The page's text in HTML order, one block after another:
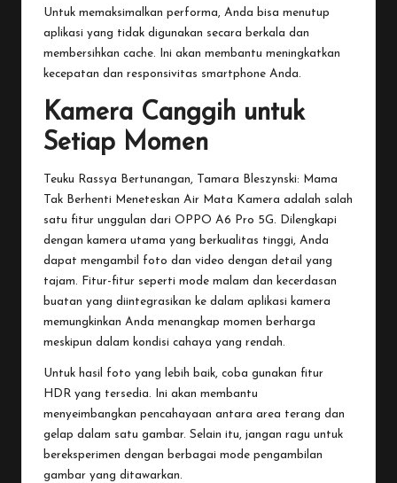
Untuk memaksimalkan performa, Anda bisa menutup
aplikasi yang tidak digunakan secara berkala dan
membersihkan cache. Ini akan membantu meningkatkan
kecepatan dan responsivitas smartphone Anda.
Kamera Canggih untuk
Setiap Momen
Teuku Rassya Bertunangan, Tamara Bleszynski: Mama
Tak Berhenti Meneteskan Air Mata Kamera adalah salah
satu fitur unggulan dari OPPO A6 Pro 5G. Dilengkapi
dengan kamera utama yang berkualitas tinggi, Anda
dapat mengambil foto dan video dengan detail yang
tajam. Fitur-fitur seperti mode malam dan kecerdasan
buatan yang diintegrasikan ke dalam aplikasi kamera
memungkinkan Anda menangkap momen berharga
meskipun dalam kondisi cahaya yang rendah.
Untuk hasil foto yang lebih baik, coba gunakan fitur
HDR yang tersedia. Ini akan membantu
menyeimbangkan pencahayaan antara area terang dan
gelap dalam satu gambar. Selain itu, jangan ragu untuk
bereksperimen dengan berbagai mode pengambilan
gambar yang ditawarkan.